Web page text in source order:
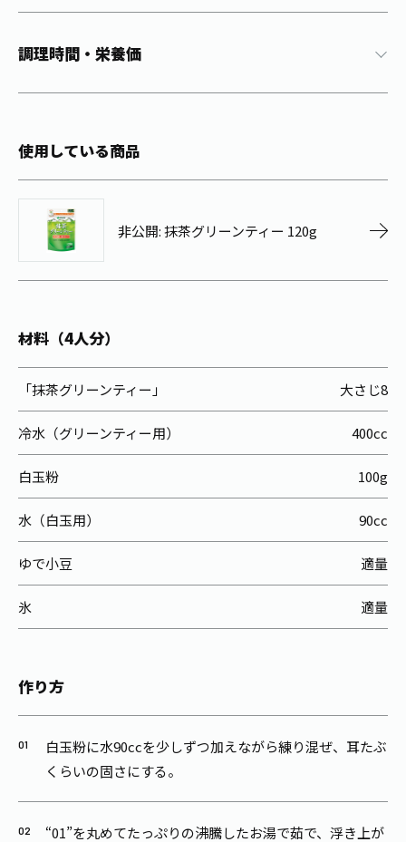
安全・安心への取組み
製品の原料産地
茶産地育成事業
ウェルネスフォーラム
お茶の妖精
健康体
Crazy Jasmine
調理時間・栄養価
使用している商品
非公開: 抹茶グリーンティー 120g
材料（4人分）
「抹茶グリーンティー」 大さじ8
冷水（グリーンティー用） 400cc
白玉粉 100g
水（白玉用） 90cc
ゆで小豆 適量
氷 適量
作り方
白玉粉に水90ccを少しずつ加えながら練り混ぜ、耳たぶ
くらいの固さにする。
“01”を丸めてたっぷりの沸騰したお湯で茹で、浮き上が